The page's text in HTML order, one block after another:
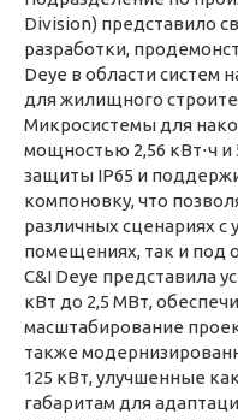
Division) представило
разработки,
Deye в области систем
для жилищного
Микросистемы для
мощностью 2,56 кВт⋅ч и
защиты IP65 и
компоновку, что
различных сценариях с
помещениях, так и под
C&I Deye представила
кВт до 2,5 МВт,
масштабирование
также
125 кВт, улучшенные
габаритам для